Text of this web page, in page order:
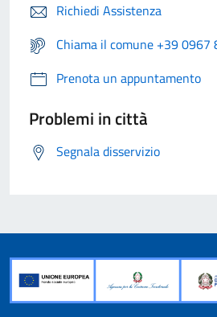
Richiedi Assistenza
Chiama il comune +39 0967
Prenota un appuntamento
Problemi in città
Segnala disservizio